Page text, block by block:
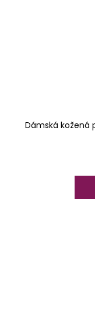
Dámská kožená